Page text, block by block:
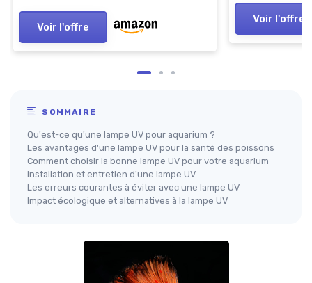
Voir l'offre
Voir l'offre
SOMMAIRE
Qu'est-ce qu'une lampe UV pour aquarium ?
Les avantages d'une lampe UV pour la santé des poissons
Comment choisir la bonne lampe UV pour votre aquarium
Installation et entretien d'une lampe UV
Les erreurs courantes à éviter avec une lampe UV
Impact écologique et alternatives à la lampe UV